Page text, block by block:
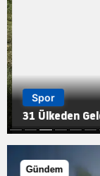
Spor
31 Ülkeden
Gündem